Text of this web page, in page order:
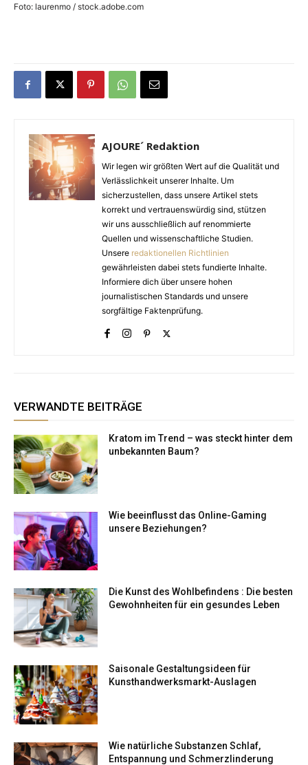
Foto: laurenmo / stock.adobe.com
AJOURE´ Redaktion
Wir legen wir größten Wert auf die Qualität und
Verlässlichkeit unserer Inhalte. Um
sicherzustellen, dass unsere Artikel stets
korrekt und vertrauenswürdig sind, stützen
wir uns ausschließlich auf renommierte
Quellen und wissenschaftliche Studien.
Unsere redaktionellen Richtlinien
gewährleisten dabei stets fundierte Inhalte.
Informiere dich über unsere hohen
journalistischen Standards und unsere
sorgfältige Faktenprüfung.
VERWANDTE BEITRÄGE
Kratom im Trend – was steckt hinter dem
unbekannten Baum?
Wie beeinflusst das Online-Gaming
unsere Beziehungen?
Die Kunst des Wohlbefindens : Die besten
Gewohnheiten für ein gesundes Leben
Saisonale Gestaltungsideen für
Kunsthandwerksmarkt-Auslagen
Wie natürliche Substanzen Schlaf,
Entspannung und Schmerzlinderung